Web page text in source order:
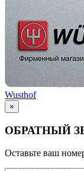
Wusthof
×
ОБРАТНЫЙ
Оставьте ваш